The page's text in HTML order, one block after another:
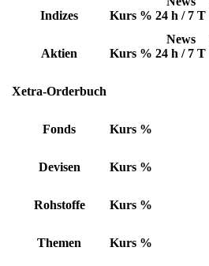
Indizes Kurs % 24 h / 7 T
Aktien Kurs %
News
24 h / 7 T
Xetra-Orderbuch
Fonds Kurs %
Devisen Kurs %
Rohstoffe Kurs %
Themen Kurs %